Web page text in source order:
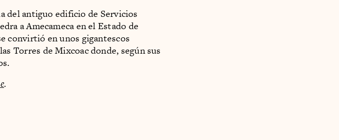
del antiguo edificio de Servicios
a Amecameca en el Estado de
convirtió en unos gigantescos
Torres de Mixcoac donde, según sus
.